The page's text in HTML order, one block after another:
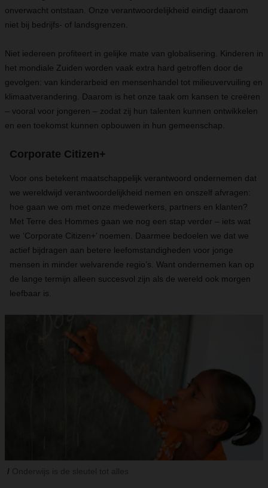
onverwacht ontstaan. Onze verantwoordelijkheid eindigt daarom
niet bij bedrijfs- of landsgrenzen.
Niet iedereen profiteert in gelijke mate van globalisering. Kinderen in
het mondiale Zuiden worden vaak extra hard getroffen door de
gevolgen: van kinderarbeid en mensenhandel tot milieuvervuiling en
klimaatverandering. Daarom is het onze taak om kansen te creëren
– vooral voor jongeren – zodat zij hun talenten kunnen ontwikkelen
en een toekomst kunnen opbouwen in hun gemeenschap.
Corporate Citizen+
Voor ons betekent maatschappelijk verantwoord ondernemen dat
we wereldwijd verantwoordelijkheid nemen en onszelf afvragen:
hoe gaan we om met onze medewerkers, partners en klanten?
Met Terre des Hommes gaan we nog een stap verder – iets wat
we ‘Corporate Citizen+’ noemen. Daarmee bedoelen we dat we
actief bijdragen aan betere leefomstandigheden voor jonge
mensen in minder welvarende regio’s. Want ondernemen kan op
de lange termijn alleen succesvol zijn als de wereld ook morgen
leefbaar is.